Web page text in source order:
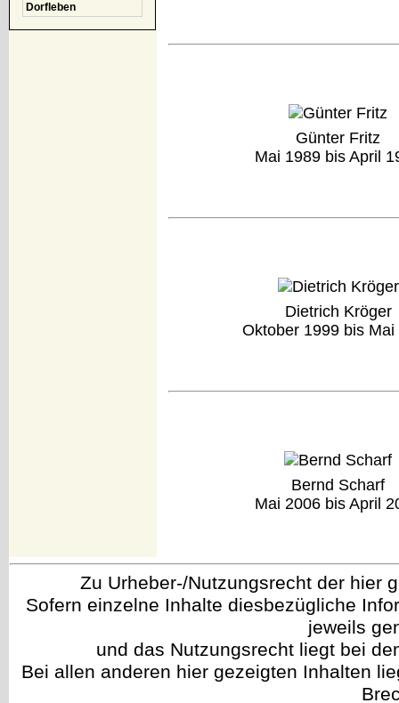
Dorfleben
Günter Fritz
Mai 1989 bis April
Dietrich Kröger
Oktober 1999 bis Mai
Bernd Scharf
Mai 2006 bis April
Zu Urheber-/Nutzungsrecht der hier
Sofern einzelne Inhalte diesbezügliche
jeweils
und das Nutzungsrecht liegt bei
Bei allen anderen hier gezeigten Inhalten